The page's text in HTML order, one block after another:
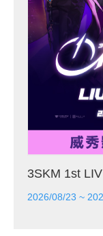
3SKM 1st
2026/08/23 ~